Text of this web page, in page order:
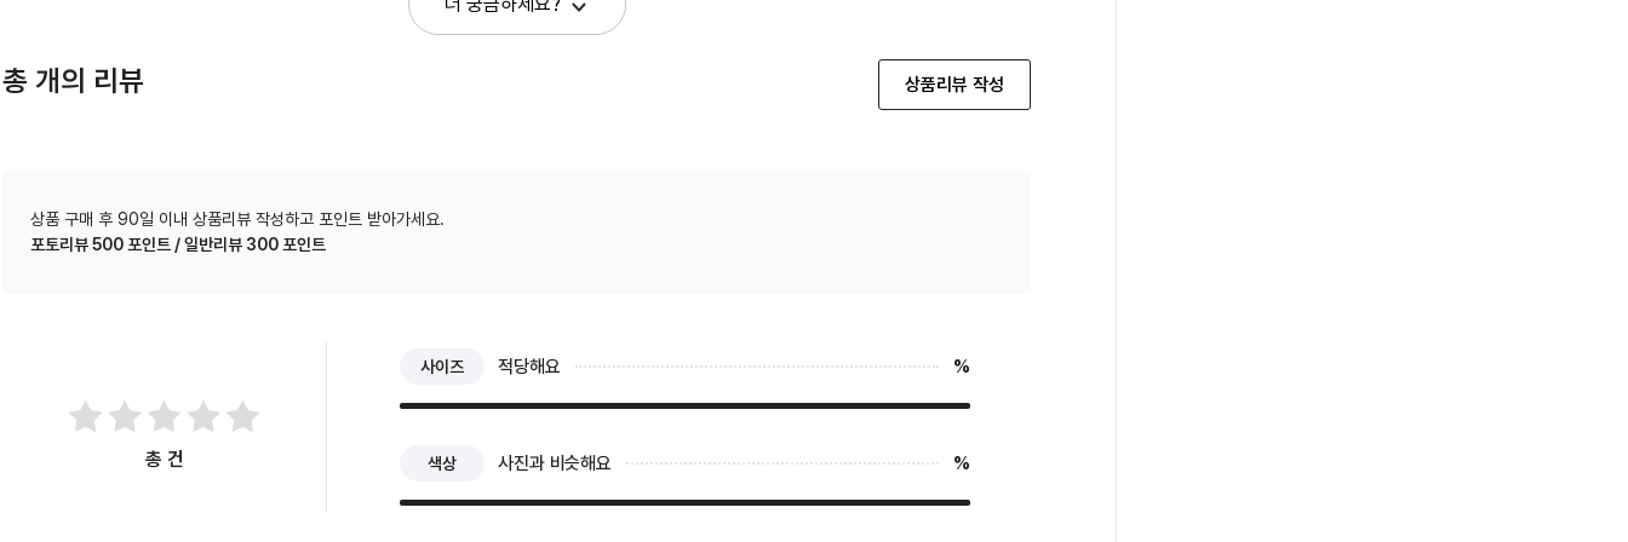
총 개의 리뷰 상품리뷰 작성
상품 구매 후 90일 이내 상품리뷰 작성하고 포인트 받아가세요.
포토리뷰 500 포인트 / 일반리뷰 300 포인트
총 건
사이즈 적당해요 %
색상 사진과 비슷해요 %